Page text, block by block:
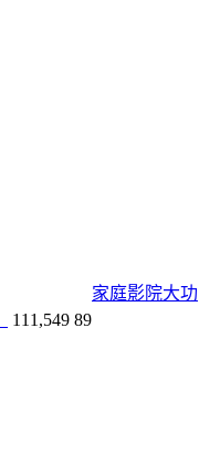
家庭影院大功
111,549 89